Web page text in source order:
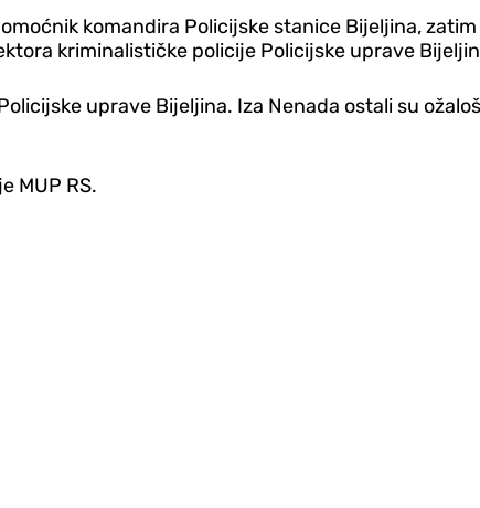
komandira Policijske stanice Bijeljina,
kriminalističke policije Policijske uprave
uprave Bijeljina. Iza Nenada ostali su
MUP RS.